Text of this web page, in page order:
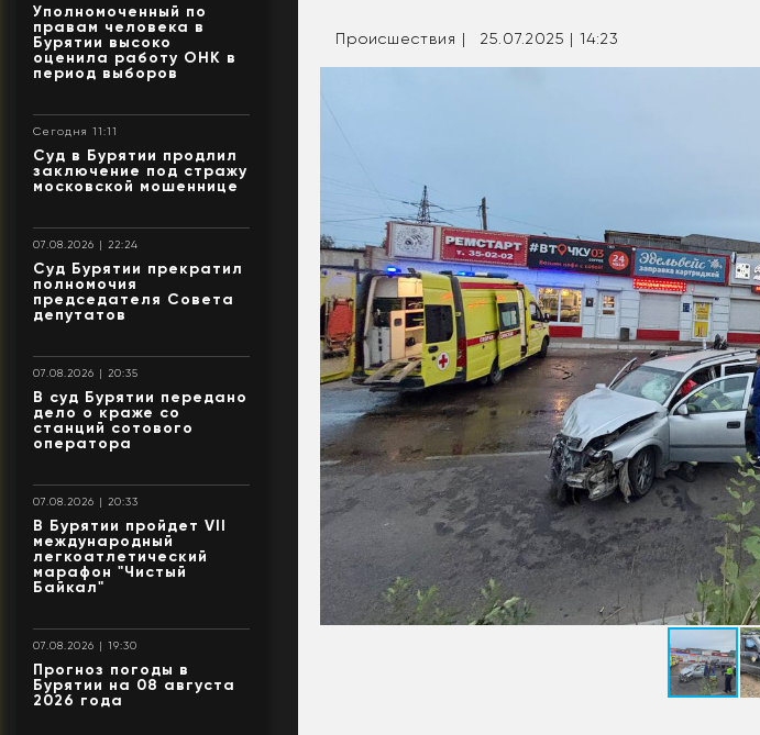
Уполномоченный по
правам человека в
Бурятии высоко
оценила работу ОНК в
период выборов
Сегодня 11:11
Суд в Бурятии продлил
заключение под стражу
московской мошеннице
07.08.2026 | 22:24
Суд Бурятии прекратил
полномочия
председателя Совета
депутатов
07.08.2026 | 20:35
В суд Бурятии передано
дело о краже со
станций сотового
оператора
07.08.2026 | 20:33
В Бурятии пройдет VII
международный
легкоатлетический
марафон "Чистый
Байкал"
07.08.2026 | 19:30
Прогноз погоды в
Бурятии на 08 августа
2026 года
Происшествия | 25.07.2025 | 14:23